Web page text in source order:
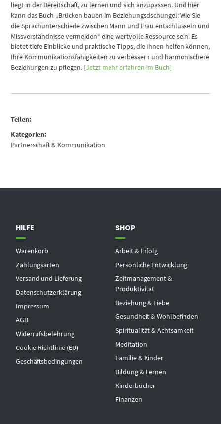
liegt in der Bereitschaft, zu lernen und sich anzupassen. Und hier
kann das Buch „Brücken bauen im Beziehungsdschungel: Wie Sie
die Sprachunterschiede zwischen Mann und Frau entschlüsseln und
Missverständnisse vermeiden“ eine wertvolle Ressource sein. Es
bietet tiefe Einblicke und praktische Tipps, die Ihnen helfen können,
Ihre Kommunikationsfähigkeiten zu verbessern und harmonischere
Beziehungen zu pflegen. [Jetzt mehr erfahren im Buch]
Teilen:
Kategorien:
Partnerschaft & Kommunikation
HILFE
Warenkorb
Zahlungsarten
Versand und Lieferung
Datenschutzerklärung
Impressum
AGB
Widerrufsbelehrung
Cookie-Richtlinie (EU)
Geschäftsbedingungen
SHOP
Arbeit & Erfolg
Persönliche Entwicklung
Zeitmanagement &
Produktivität
Beziehung & Liebe
Gesundheit & Wohlbefinden
Spiritualität & Achtsamkeit
Meditation
Familie & Kinder
Bildung & Lernen
Kinderbücher
Finanzen